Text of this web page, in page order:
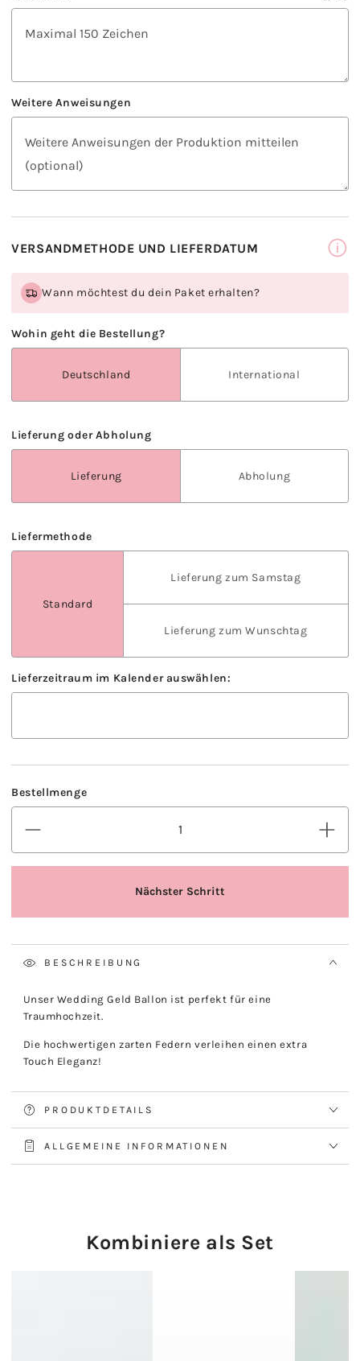
BESCHREIBUNG
Unser Wedding Geld Ballon ist perfekt für eine
Traumhochzeit.
Die hochwertigen zarten Federn verleihen einen extra
Touch Eleganz!
PRODUKTDETAILS
ALLGEMEINE INFORMATIONEN
Kombiniere als Set